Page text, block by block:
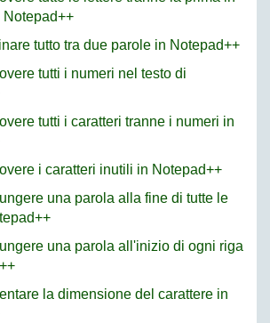
tutto tra due parole in Notepad++
tutti i numeri nel testo di
tutti i caratteri tranne i numeri in
i caratteri inutili in Notepad++
una parola alla fine di tutte le
una parola all'inizio di ogni riga
la dimensione del carattere in